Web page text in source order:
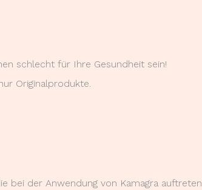
schlecht für Ihre Gesundheit sein!
Originalprodukte.
bei der Anwendung von Kamagra auftreten